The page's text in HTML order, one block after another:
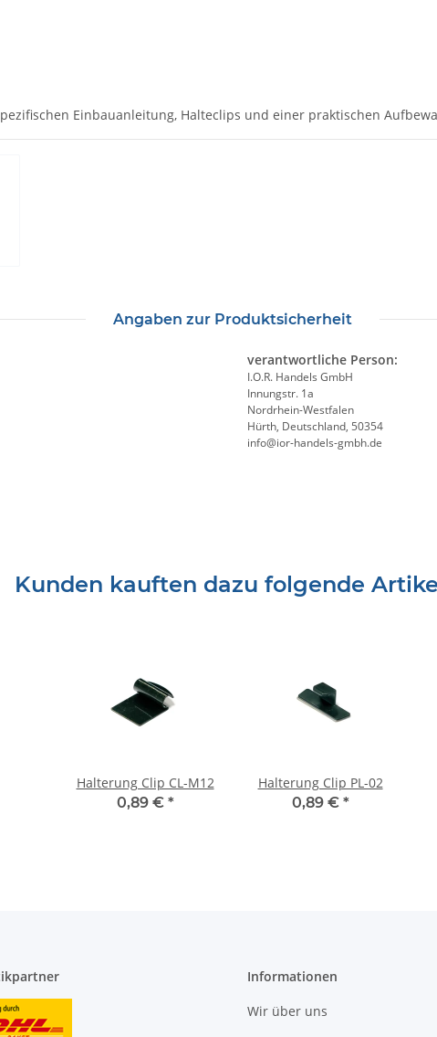
Einbauanleitung, Halteclips und einer praktischen
Angaben zur Produktsicherheit
verantwortliche Person:
I.O.R. Handels GmbH
Innungstr. 1a
Nordrhein-Westfalen
Hürth, Deutschland, 50354
info@ior-handels-gmbh.de
Kunden kauften dazu folgende
Halterung Clip CL-M12
0,89 € *
Halterung Clip PL-02
0,89 € *
Informationen
Wir über uns